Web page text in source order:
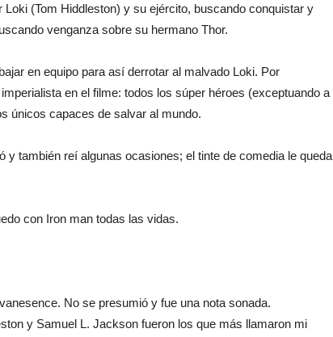
(Tom Hiddleston) y su ejército, buscando conquistar y
venganza sobre su hermano Thor.
en equipo para así derrotar al malvado Loki. Por
en el filme: todos los súper héroes (exceptuando a
únicos capaces de salvar al mundo.
y también reí algunas ocasiones; el tinte de comedia le queda
con Iron man todas las vidas.
No se presumió y fue una nota sonada.
y Samuel L. Jackson fueron los que más llamaron mi